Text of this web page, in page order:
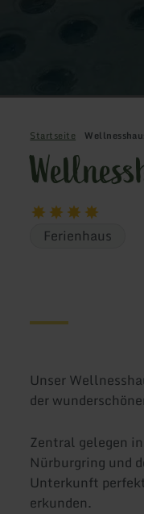
Startseite
Ferienhaus
Unser
der
Zentral gelegen
Nürburgring und
Unterkunft
erkunden.